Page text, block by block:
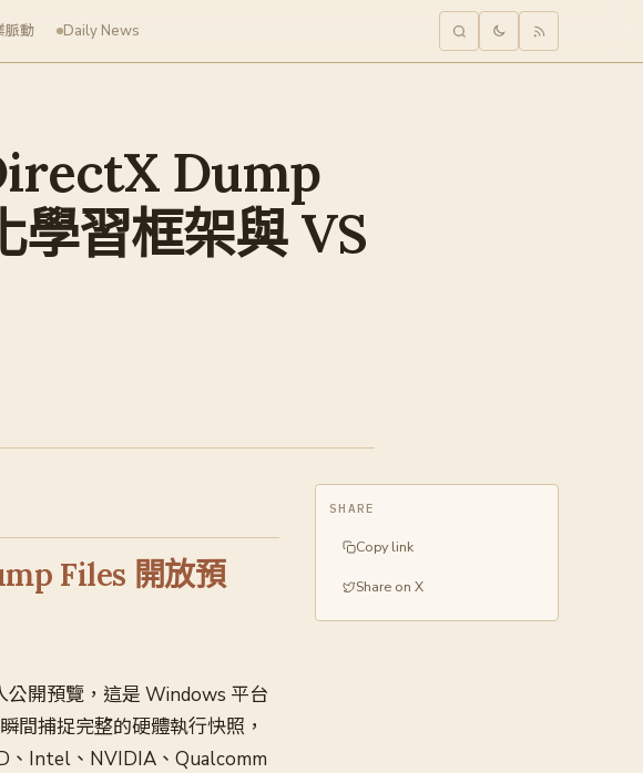
脈動 Daily News
Dump
習框架與 VS
Files 開放預
公開預覽，這是 Windows 平台
間捕捉完整的硬體執行快照，
、Intel、NVIDIA、Qualcomm
SHARE
Copy link
Share on X